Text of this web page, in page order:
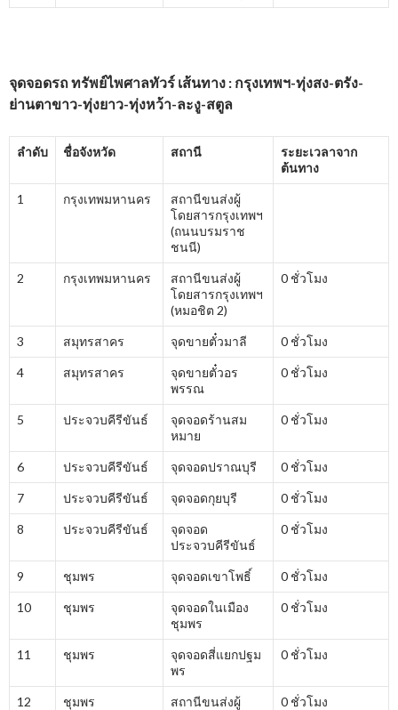
จุดจอดรถ ทรัพย์ไพศาลทัวร์ เส้นทาง : กรุงเทพฯ-ทุ่งสง-ตรัง-
ย่านตาขาว-ทุ่งยาว-ทุ่งหว้า-ละงู-สตูล
ลำดับ ชื่อจังหวัด สถานี
ระยะเวลาจาก
ต้นทาง
1 กรุงเทพมหานคร
สถานีขนส่งผู้
โดยสารกรุงเทพฯ
(ถนนบรมราช
ชนนี)
2 กรุงเทพมหานคร
สถานีขนส่งผู้
โดยสารกรุงเทพฯ
(หมอชิต 2)
0 ชั่วโมง
3 สมุทรสาคร จุดขายตั๋วมาลี 0 ชั่วโมง
4 สมุทรสาคร
จุดขายตั๋วอร
พรรณ
0 ชั่วโมง
5 ประจวบคีรีขันธ์
จุดจอดร้านสม
หมาย
0 ชั่วโมง
6 ประจวบคีรีขันธ์ จุดจอดปราณบุรี 0 ชั่วโมง
7 ประจวบคีรีขันธ์ จุดจอดกุยบุรี 0 ชั่วโมง
8 ประจวบคีรีขันธ์
จุดจอด
ประจวบคีรีขันธ์
0 ชั่วโมง
9 ชุมพร จุดจอดเขาโพธิ์ 0 ชั่วโมง
10 ชุมพร
จุดจอดในเมือง
ชุมพร
0 ชั่วโมง
11 ชุมพร
จุดจอดสี่แยกปฐม
พร
0 ชั่วโมง
12 ชุมพร
สถานีขนส่งผู้
0 ชั่วโมง